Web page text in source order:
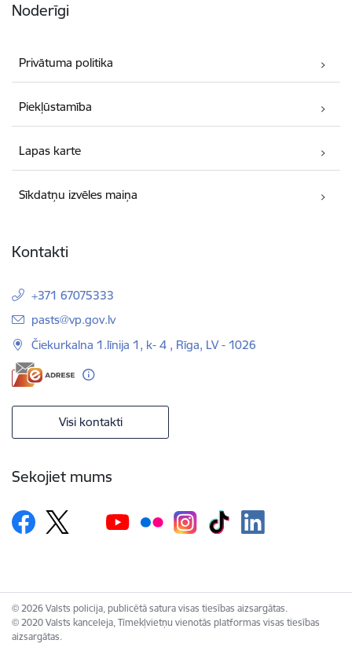
Noderīgi
Privātuma politika
Piekļūstamība
Lapas karte
Sīkdatņu izvēles maiņa
Kontakti
+371 67075333
E-pasts:
pasts@vp.gov.lv
Čiekurkalna 1.līnija 1, k- 4 , Rīga, LV - 1026
Visi kontakti
Sekojiet mums
© 2026 Valsts policija, publicētā satura visas tiesības aizsargātas.
© 2020 Valsts kanceleja, Tīmekļvietņu vienotās platformas visas tiesības
aizsargātas.